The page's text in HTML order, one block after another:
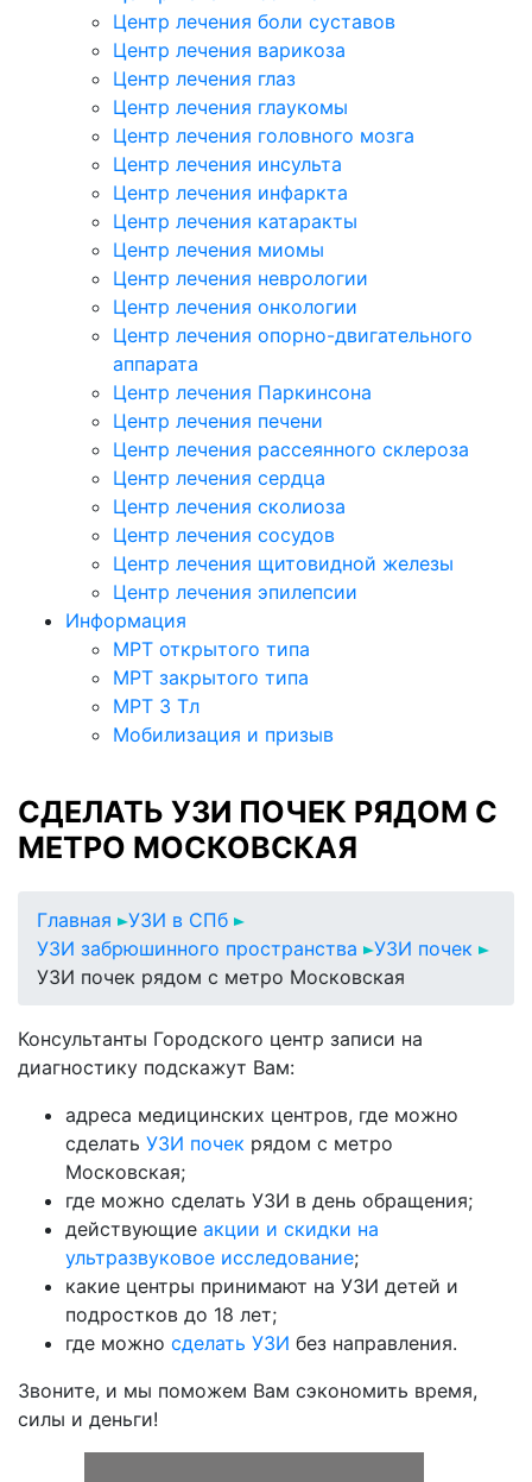
Центр лечения боли суставов
Центр лечения варикоза
Центр лечения глаз
Центр лечения глаукомы
Центр лечения головного мозга
Центр лечения инсульта
Центр лечения инфаркта
Центр лечения катаракты
Центр лечения миомы
Центр лечения неврологии
Центр лечения онкологии
Центр лечения опорно-двигательного
аппарата
Центр лечения Паркинсона
Центр лечения печени
Центр лечения рассеянного склероза
Центр лечения сердца
Центр лечения сколиоза
Центр лечения сосудов
Центр лечения щитовидной железы
Центр лечения эпилепсии
Информация
МРТ открытого типа
МРТ закрытого типа
МРТ 3 Тл
Мобилизация и призыв
СДЕЛАТЬ УЗИ ПОЧЕК РЯДОМ С
МЕТРО МОСКОВСКАЯ
Главная
УЗИ в СПб
УЗИ забрюшинного пространства
УЗИ почек
УЗИ почек рядом с метро Московская
Консультанты Городского центр записи на
диагностику подскажут Вам:
адреса медицинских центров, где можно
сделать УЗИ почек рядом с метро
Московская;
где можно сделать УЗИ в день обращения;
действующие акции и скидки на
ультразвуковое исследование;
какие центры принимают на УЗИ детей и
подростков до 18 лет;
где можно сделать УЗИ без направления.
Звоните, и мы поможем Вам сэкономить время,
силы и деньги!